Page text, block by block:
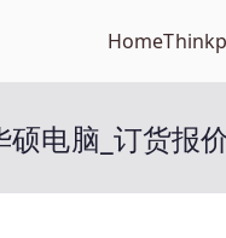
Home
电脑_订货报